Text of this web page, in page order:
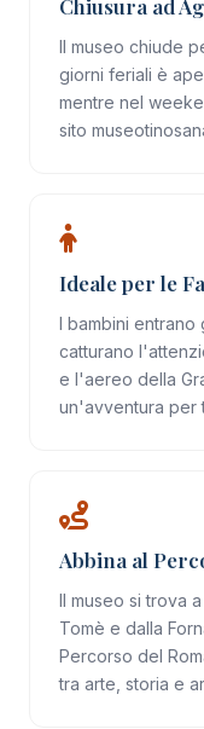
Chiusura ad
Il museo chiude
giorni feriali è
mentre nel
sito
Ideale per le
I bambini
catturano
e l'aereo della
un'avventura per
Abbina al
Il museo si trova
Tomè e dalla
Percorso del
tra arte, storia e